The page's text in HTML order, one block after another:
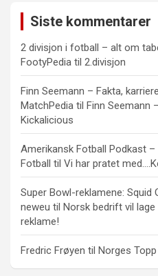
Siste kommentarer
2 divisjon i fotball – alt om
FootyPedia til 2.divisjon
Finn Seemann – Fakta,
MatchPedia til Finn Seemann
Kickalicious
Amerikansk Fotball Podkast
Fotball til Vi har pratet
Super Bowl-reklamene: Squid
neweu til Norsk bedrift vil
reklame!
Fredric Frøyen til Norges